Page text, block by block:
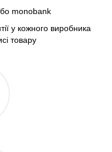
monobank
у кожного виробника
товару